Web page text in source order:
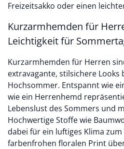
Freizeitsakko oder einen
Kurzarmhemden für
Leichtigkeit für
Kurzarmhemden für Herren
extravagante, stilsichere
Hochsommer. Entspannt wie
wie ein Herrenhemd
Lebenslust des Sommers und
Hochwertige Stoffe wie
dabei für ein luftiges Klima
farbenfrohen floralen Print